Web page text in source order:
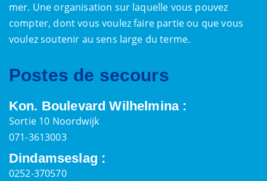
mer. Une organisation sur laquelle vous pouvez
compter, dont vous voulez faire partie ou que vous
voulez soutenir au sens large du terme.
Postes de secours
Kon. Boulevard Wilhelmina :
Sortie 10 Noordwijk
071-3613003
Dindamseslag :
0252-370570